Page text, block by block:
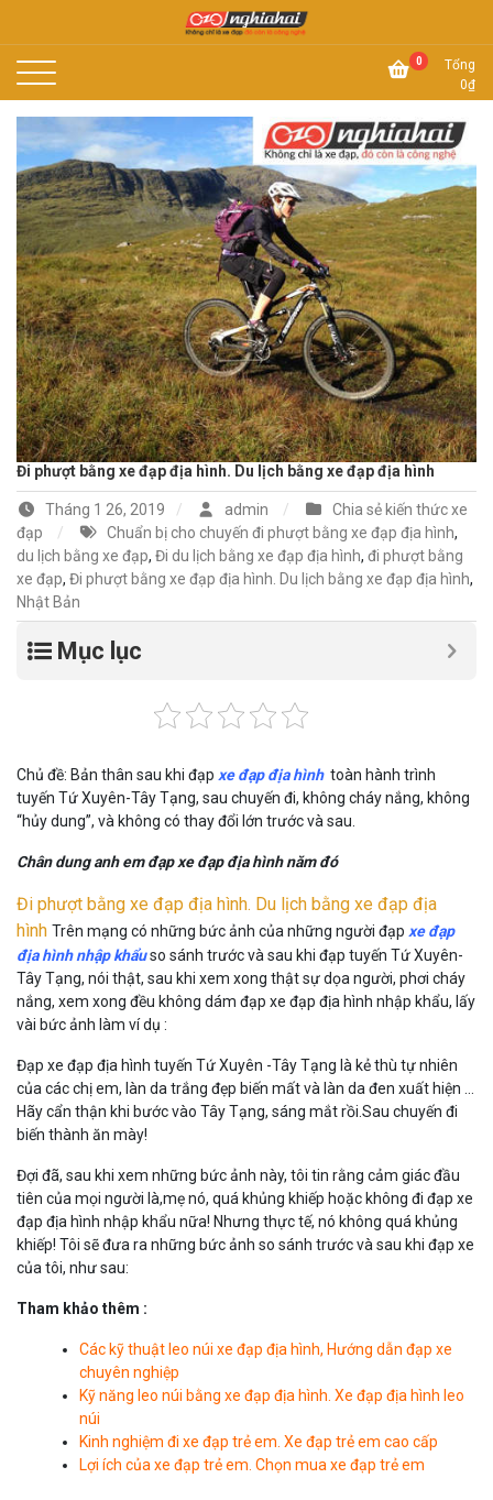
Xe đạp Nhật Nghĩa Hải 0
Tổng
0₫
Đi phượt bằng xe đạp địa hình. Du lịch bằng xe đạp địa hình
Tháng 1 26, 2019 admin
Chia sẻ kiến thức xe
đạp
Chuẩn bị cho chuyến đi phượt bằng xe đạp địa hình,
du lịch bằng xe đạp, Đi du lịch bằng xe đạp địa hình, đi phượt bằng
xe đạp, Đi phượt bằng xe đạp địa hình. Du lịch bằng xe đạp địa hình,
Nhật Bản
Mục lục
Chủ đề: Bản thân sau khi đạp xe đạp địa hìnhtoàn hành trình
tuyến Tứ Xuyên-Tây Tạng, sau chuyến đi, không cháy nắng, không
“hủy dung”, và không có thay đổi lớn trước và sau.
Chân dung anh em đạp xe đạp địa hình năm đó
Đi phượt bằng xe đạp địa hình. Du lịch bằng xe đạp địa
hình Trên mạng có những bức ảnh của những người đạp xe đạp
địa hình nhập khẩuso sánh trước và sau khi đạp tuyến Tứ Xuyên-
Tây Tạng, nói thật, sau khi xem xong thật sự dọa người, phơi cháy
nắng, xem xong đều không dám đạp xe đạp địa hình nhập khẩu, lấy
vài bức ảnh làm ví dụ :
Đạp xe đạp địa hình tuyến Tứ Xuyên -Tây Tạng là kẻ thù tự nhiên
của các chị em, làn da trắng đẹp biến mất và làn da đen xuất hiện …
Hãy cẩn thận khi bước vào Tây Tạng, sáng mắt rồi.Sau chuyến đi
biến thành ăn mày!
Đợi đã, sau khi xem những bức ảnh này, tôi tin rằng cảm giác đầu
tiên của mọi người là,mẹ nó, quá khủng khiếp hoặc không đi đạp xe
đạp địa hình nhập khẩu nữa! Nhưng thực tế, nó không quá khủng
khiếp! Tôi sẽ đưa ra những bức ảnh so sánh trước và sau khi đạp xe
của tôi, như sau:
Tham khảo thêm :
Các kỹ thuật leo núi xe đạp địa hình, Hướng dẫn đạp xe
chuyên nghiệp
Kỹ năng leo núi bằng xe đạp địa hình. Xe đạp địa hình leo
núi
Kinh nghiệm đi xe đạp trẻ em. Xe đạp trẻ em cao cấp
Lợi ích của xe đạp trẻ em. Chọn mua xe đạp trẻ em